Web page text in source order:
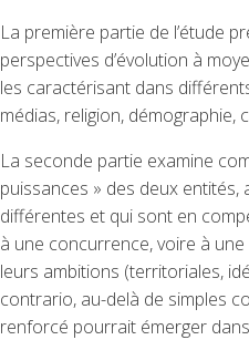
La première partie de l’étude
perspectives d’évolution à
les caractérisant dans
médias, religion, démographie,
La seconde partie examine
puissances » des deux
différentes et qui sont en
à une concurrence, voire à
leurs ambitions (territoriales,
contrario, au-delà de simples
renforcé pourrait émerger